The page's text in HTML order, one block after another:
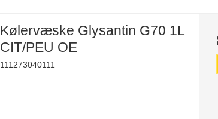
Kølervæske Glysantin G70 1L
CIT/PEU OE
111273040111